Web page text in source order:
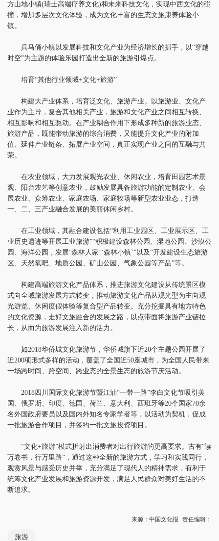
方山地小镇(瑞士高端疗养文化)和未来科技文化，实现中西文化的碰
撞，增加多层次文化体验，成为文化丰富的生态文旅康养体验小
镇。
兵马俑小镇以发展科技和文化产业为经济增长的抓手，以“穿越
时空”为主题的体验乐园打造出全新的旅游引爆点。
培育“其他行业领域+文化+旅游”
构建大产业体系，培育泛文化、旅游产业。以旅游业、文化产
业作为主导，复合其他相关产业，旅游和文化产业之间相互转换、
相互影响和相互驱动。在产业耦合作用下形成多种新的旅游业态、
旅游产品，既能带动旅游的综合消费，又能提升文化产业的附加
值、延伸产业链条、拓展产业空间，真正实现产业之间的互融与共
荣。
在农业领域，大力发展观光农业、休闲农业，培育田园艺术景
观、阳台农艺等创意农业，鼓励发展具备旅游功能的定制农业、会
展农业、众筹农业、家庭农场、家庭牧场等新型农业业态，打造
一、二、三产业融合发展的美丽休闲乡村。
在工业领域，其融合建设包括“利用工业园区、工业展示区、工
业历史遗迹等开展工业旅游”“积极建设森林公园、湿地公园、沙漠公
园、海洋公园，发展‘森林人家’‘森林小镇’”以及“开发建设生态旅游
区、天然氧吧、地质公园、矿山公园、气象公园等产品”等。
构建高端旅游文化产品体系，推进旅游文化建设从传统景区模
式向全域旅游发展方式转变，推动旅游文化产品从观光型为主向观
光游览、休闲度假体验等复合型产品转变。充分挖掘具有地方特色
的文化资源，走好文旅融合的发展之路，以点带面将旅游产业链拉
长，从而为旅游发展注入新的活力。
如2018华侨城文化旅游节，华侨城旗下近20个主题公园开展了
近200项形式多样的活动，覆盖了全国近50座城市，为全国人民带来
一场跨时间、跨空间、跨业态的全景生态的旅游节庆活动。
2018四川国际文化旅游节暨江油“一带一路”李白文化节吸引美
国、俄罗斯、印度、德国、荷兰、意大利、西班牙等20个国家70余
名外国政府要员以及国内外知名专家学者等，以活动为契机，促成
一批旅游合作项目，并签约一批文旅投资项目。
“文化+旅游”模式折射出消费者对出行旅游的更高要求。古有“读
万卷书，行万里路”，通过这种全新的旅游方式，学习和实践同行，
观赏风景与感受历史并举，充分满足了现代人的精神需求，有利于
统筹文化产业发展和旅游资源开发，满足人民群众对美好生活的不
断追求。
来源：中国文化报 责任编辑：
旅游